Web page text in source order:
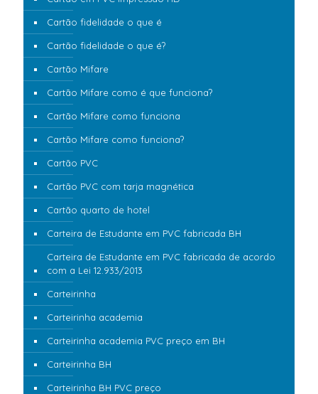
Cartão fidelidade o que é
Cartão fidelidade o que é?
Cartão Mifare
Cartão Mifare como é que funciona?
Cartão Mifare como funciona
Cartão Mifare como funciona?
Cartão PVC
Cartão PVC com tarja magnética
Cartão quarto de hotel
Carteira de Estudante em PVC fabricada BH
Carteira de Estudante em PVC fabricada de acordo
com a Lei 12.933/2013
Carteirinha
Carteirinha academia
Carteirinha academia PVC preço em BH
Carteirinha BH
Carteirinha BH PVC preço